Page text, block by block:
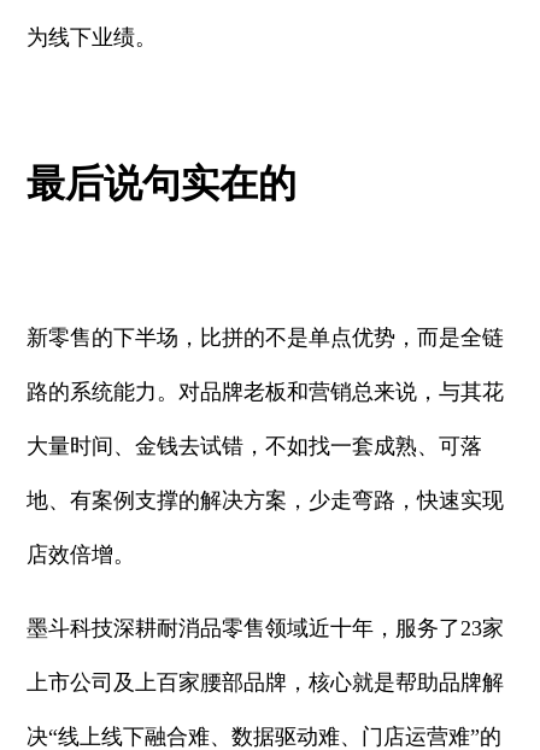
为线下业绩。
最后说句实在的
新零售的下半场，比拼的不是单点优势，而是全链
路的系统能力。对品牌老板和营销总来说，与其花
大量时间、金钱去试错，不如找一套成熟、可落
地、有案例支撑的解决方案，少走弯路，快速实现
店效倍增。
墨斗科技深耕耐消品零售领域近十年，服务了23家
上市公司及上百家腰部品牌，核心就是帮助品牌解
决“线上线下融合难、数据驱动难、门店运营难”的